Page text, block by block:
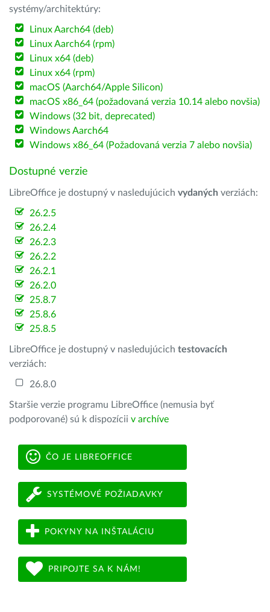
systémy/architektúry:
Linux Aarch64 (deb)
Linux Aarch64 (rpm)
Linux x64 (deb)
Linux x64 (rpm)
macOS (Aarch64/Apple Silicon)
macOS x86_64 (požadovaná verzia 10.14 alebo novšia)
Windows (32 bit, deprecated)
Windows Aarch64
Windows x86_64 (Požadovaná verzia 7 alebo novšia)
Dostupné verzie
LibreOffice je dostupný v nasledujúcich vydaných verziách:
26.2.5
26.2.4
26.2.3
26.2.2
26.2.1
26.2.0
25.8.7
25.8.6
25.8.5
LibreOffice je dostupný v nasledujúcich testovacích
verziách:
26.8.0
Staršie verzie programu LibreOffice (nemusia byť
podporované) sú k dispozícii v archíve
ČO JE LIBREOFFICE
SYSTÉMOVÉ POŽIADAVKY
POKYNY NA INŠTALÁCIU
PRIPOJTE SA K NÁM!